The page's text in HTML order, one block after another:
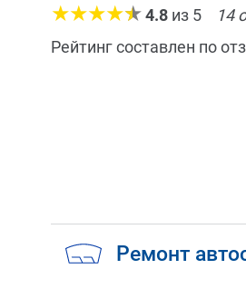
4.8 из 5 14
Рейтинг составлен по
Ремонт